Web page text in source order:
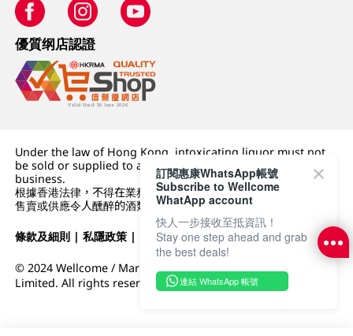
優質纲店認證
Under the law of Hong Kong, intoxicating liquor must not
be sold or supplied to a minor (under 18) in the course of
business.
根據香港法律，不得在業務過程中，向未成年人 (18 歲以下人士)
售賣或供應令人醺醉的酒類。
條款及細則 |私隱政策 | DFI零售集團
© 2024 Wellcome / Market Place. The Dairy Farm Company
Limited. All rights reserved.
訂閱惠康WhatsApp帳號
Subscribe to Wellcome
WhatApp account
快人一步接收至抵資訊！
Stay one step ahead and grab
the best deals!
連結 WhatsApp 帳號